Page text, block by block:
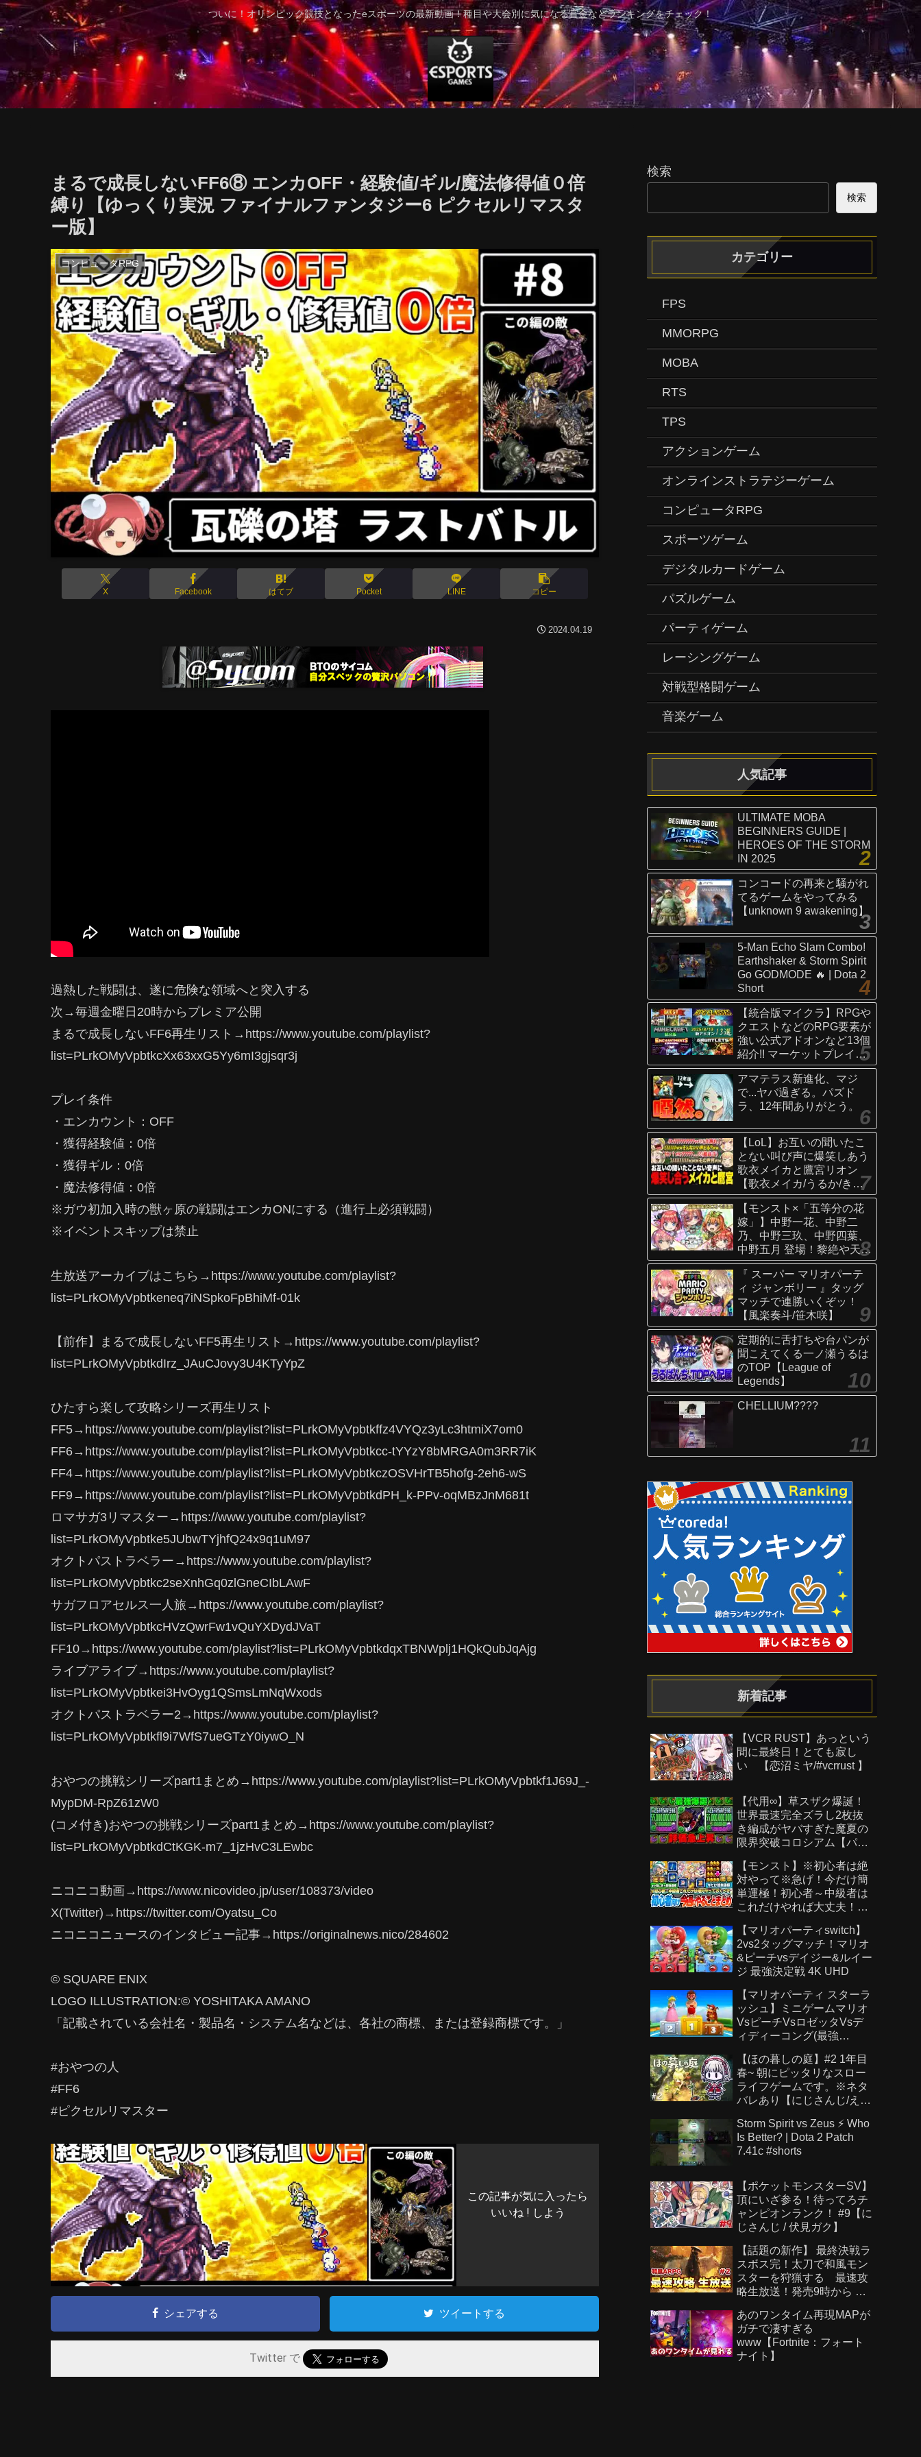
ついに！オリンピック競技となったeスポーツの最新動画！種目や大会別に気になる賞金などランキングをチェック！
まるで成長しないFF6⑧ エンカOFF・経験値/ギル/魔法修得値０倍
縛り【ゆっくり実況 ファイナルファンタジー6 ピクセルリマスタ
ー版】
コンピュータRPG
X Facebook はてブ Pocket LINE コピー
2024.04.19
過熱した戦闘は、遂に危険な領域へと突入する
次→毎週金曜日20時からプレミア公開
まるで成長しないFF6再生リスト→https://www.youtube.com/playlist?
list=PLrkOMyVpbtkcXx63xxG5Yy6mI3gjsqr3j
プレイ条件
・エンカウント：OFF
・獲得経験値：0倍
・獲得ギル：0倍
・魔法修得値：0倍
※ガウ初加入時の獣ヶ原の戦闘はエンカONにする（進行上必須戦闘）
※イベントスキップは禁止
生放送アーカイブはこちら→https://www.youtube.com/playlist?
list=PLrkOMyVpbtkeneq7iNSpkoFpBhiMf-01k
【前作】まるで成長しないFF5再生リスト→https://www.youtube.com/playlist?
list=PLrkOMyVpbtkdIrz_JAuCJovy3U4KTyYpZ
ひたすら楽して攻略シリーズ再生リスト
FF5→https://www.youtube.com/playlist?list=PLrkOMyVpbtkffz4VYQz3yLc3htmiX7om0
FF6→https://www.youtube.com/playlist?list=PLrkOMyVpbtkcc-tYYzY8bMRGA0m3RR7iK
FF4→https://www.youtube.com/playlist?list=PLrkOMyVpbtkczOSVHrTB5hofg-2eh6-wS
FF9→https://www.youtube.com/playlist?list=PLrkOMyVpbtkdPH_k-PPv-oqMBzJnM681t
ロマサガ3リマスター→https://www.youtube.com/playlist?
list=PLrkOMyVpbtke5JUbwTYjhfQ24x9q1uM97
オクトパストラベラー→https://www.youtube.com/playlist?
list=PLrkOMyVpbtkc2seXnhGq0zlGneCIbLAwF
サガフロアセルス一人旅→https://www.youtube.com/playlist?
list=PLrkOMyVpbtkcHVzQwrFw1vQuYXDydJVaT
FF10→https://www.youtube.com/playlist?list=PLrkOMyVpbtkdqxTBNWplj1HQkQubJqAjg
ライブアライブ→https://www.youtube.com/playlist?
list=PLrkOMyVpbtkei3HvOyg1QSmsLmNqWxods
オクトパストラベラー2→https://www.youtube.com/playlist?
list=PLrkOMyVpbtkfl9i7WfS7ueGTzY0iywO_N
おやつの挑戦シリーズpart1まとめ→https://www.youtube.com/playlist?list=PLrkOMyVpbtkf1J69J_-
MypDM-RpZ61zW0
(コメ付き)おやつの挑戦シリーズpart1まとめ→https://www.youtube.com/playlist?
list=PLrkOMyVpbtkdCtKGK-m7_1jzHvC3LEwbc
ニコニコ動画→https://www.nicovideo.jp/user/108373/video
X(Twitter)→https://twitter.com/Oyatsu_Co
ニコニコニュースのインタビュー記事→https://originalnews.nico/284602
© SQUARE ENIX
LOGO ILLUSTRATION:© YOSHITAKA AMANO
「記載されている会社名・製品名・システム名などは、各社の商標、または登録商標です。」
#おやつの人
#FF6
#ピクセルリマスター
この記事が気に入ったら
いいね ! しよう
シェアする ツイートする
Twitter で
検索
検索
カテゴリー
FPS
MMORPG
MOBA
RTS
TPS
アクションゲーム
オンラインストラテジーゲーム
コンピュータRPG
スポーツゲーム
デジタルカードゲーム
パズルゲーム
パーティゲーム
レーシングゲーム
対戦型格闘ゲーム
音楽ゲーム
人気記事
ULTIMATE MOBA
BEGINNERS GUIDE |
HEROES OF THE STORM
IN 2025
コンコードの再来と騒がれ
てるゲームをやってみる
【unknown 9 awakening】
5-Man Echo Slam Combo!
Earthshaker & Storm Spirit
Go GODMODE 🔥 | Dota 2
Short
【統合版マイクラ】RPGや
クエストなどのRPG要素が
強い公式アドオンなど13個
紹介!! マーケットプレイス
情報
【Switch/Win10/PE/PS/Xb
ox】
アマテラス新進化、マジ
で...ヤバ過ぎる。パズド
ラ、12年間ありがとう。
【LoL】お互いの聞いたこ
とない叫び声に爆笑しあう
歌衣メイカと鷹宮リオン
【歌衣メイカ/うるか/きな
こ/ありさか/鷹宮リオン】
【モンスト×「五等分の花
嫁」】中野一花、中野二
乃、中野三玖、中野四葉、
中野五月 登場！黎絶や天魔
の孤城〜空中庭園〜などで
活躍！オリジナルSSにも注
目！【新キャラ使ってみた
｜モンスト公式】
『 スーパー マリオパーテ
ィ ジャンボリー 』タッグ
マッチで連勝いくぞッ！
【風楽奏斗/笹木咲】
定期的に舌打ちや台パンが
聞こえてくる一ノ瀬うるは
のTOP【League of
Legends】
CHELLIUM????
新着記事
【VCR RUST】あっという
間に最終日！とても寂し
い 【恋沼ミヤ/#vcrrust 】
【代用∞】草スザク爆誕！
世界最速完全ズラし2枚抜
き編成がヤバすぎた魔夏の
限界突破コロシアム【パズ
【モンスト】※初心者は絶
対やって※急げ！今だけ簡
単運極！初心者～中級者は
これだけやれば大丈夫！作
い運極を見逃すな！【モン
スト夏休み2026】へっぽこ
ストライカー
【マリオパーティswitch】
2vs2タッグマッチ！マリオ
&ピーチvsデイジー&ルイー
ジ 最強決定戦 4K UHD
【マリオパーティ スターラ
ッシュ】ミニゲームマリオ
VsピーチVsロゼッタVsデ
ィディーコング(最強
【ほの暮しの庭】#2 1年目
春~ 朝にピッタリなスロー
ライフゲームです。※ネタ
バレあり【にじさんじ/え
Storm Spirit vs Zeus ⚡ Who
Is Better? | Dota 2 Patch
7.41c #shorts
【ポケットモンスターSV】
頂にいざ参る！待ってろチ
ャンピオンランク！ #9【に
じさんじ / 伏見ガク】
【話題の新作】 最終決戦ラ
スボス完！太刀で和風モン
スターを狩猟する 最速攻
略生放送！発売9時から ラ
Reincarnation】
あのワンタイム再現MAPが
ガチで凄すぎる
www【Fortnite：フォート
ナイト】